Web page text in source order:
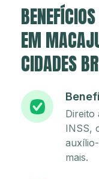
EM
CIDADES
Direito
INSS,
mais.